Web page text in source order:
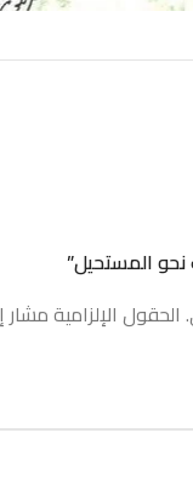
الحقول الإلزامية مشار